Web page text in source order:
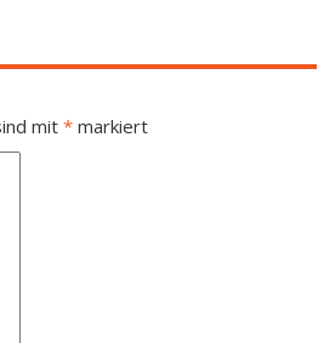
mit * markiert